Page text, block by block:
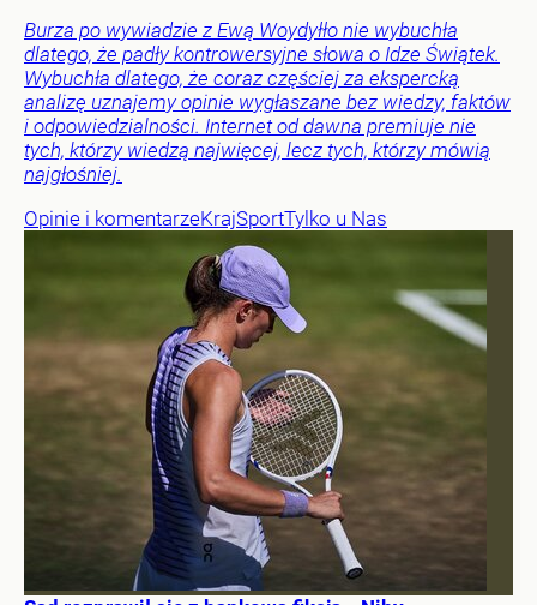
Burza po wywiadzie z Ewą Woydyłło nie wybuchła
dlatego, że padły kontrowersyjne słowa o Idze Świątek.
Wybuchła dlatego, że coraz częściej za ekspercką
analizę uznajemy opinie wygłaszane bez wiedzy, faktów
i odpowiedzialności. Internet od dawna premiuje nie
tych, którzy wiedzą najwięcej, lecz tych, którzy mówią
najgłośniej.
Opinie i komentarzeKrajSportTylko u Nas